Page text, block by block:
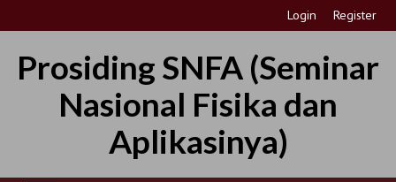
Login Register
Prosiding SNFA (Seminar
Nasional Fisika dan
Aplikasinya)